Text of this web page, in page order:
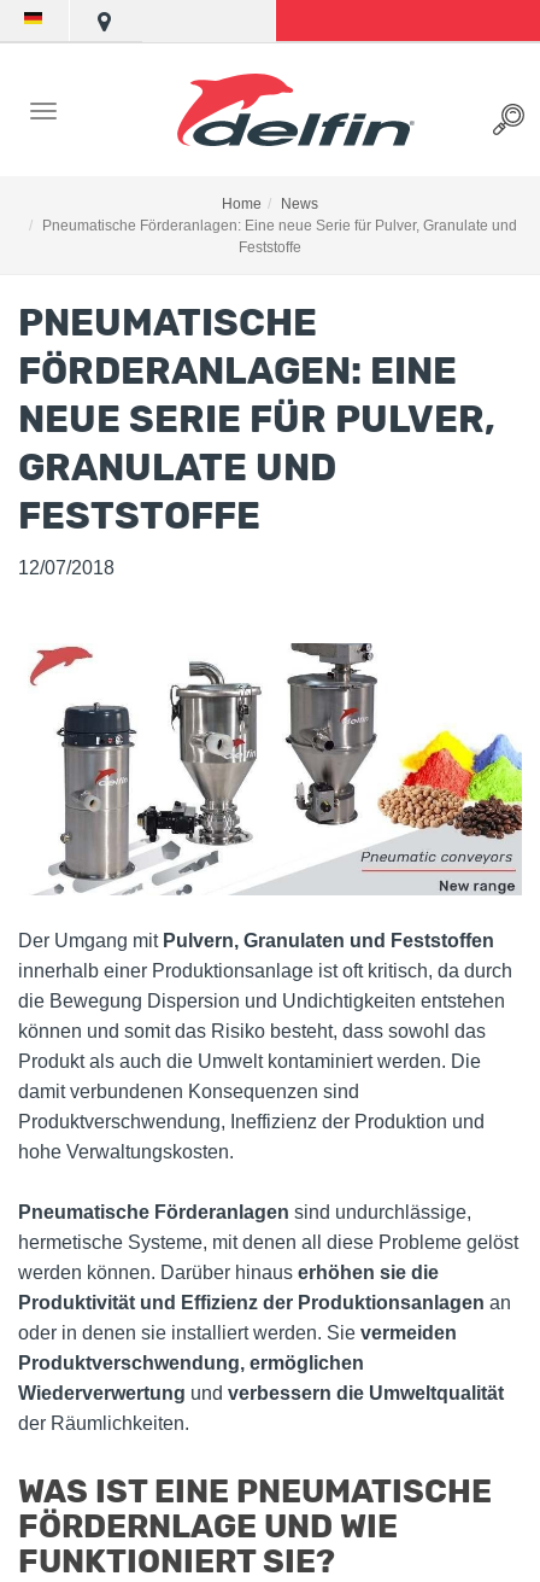
Home
News
Pneumatische Förderanlagen: Eine neue Serie für Pulver, Granulate und
Feststoffe
PNEUMATISCHE
FÖRDERANLAGEN: EINE
NEUE SERIE FÜR PULVER,
GRANULATE UND
FESTSTOFFE
12/07/2018
Der Umgang mit Pulvern, Granulaten und Feststoffen
innerhalb einer Produktionsanlage ist oft kritisch, da durch
die Bewegung Dispersion und Undichtigkeiten entstehen
können und somit das Risiko besteht, dass sowohl das
Produkt als auch die Umwelt kontaminiert werden. Die
damit verbundenen Konsequenzen sind
Produktverschwendung, Ineffizienz der Produktion und
hohe Verwaltungskosten.
Pneumatische Förderanlagen sind undurchlässige,
hermetische Systeme, mit denen all diese Probleme gelöst
werden können. Darüber hinaus erhöhen sie die
Produktivität und Effizienz der Produktionsanlagen an
oder in denen sie installiert werden. Sie vermeiden
Produktverschwendung, ermöglichen
Wiederverwertung und verbessern die Umweltqualität
der Räumlichkeiten.
WAS IST EINE PNEUMATISCHE
FÖRDERNLAGE UND WIE
FUNKTIONIERT SIE?